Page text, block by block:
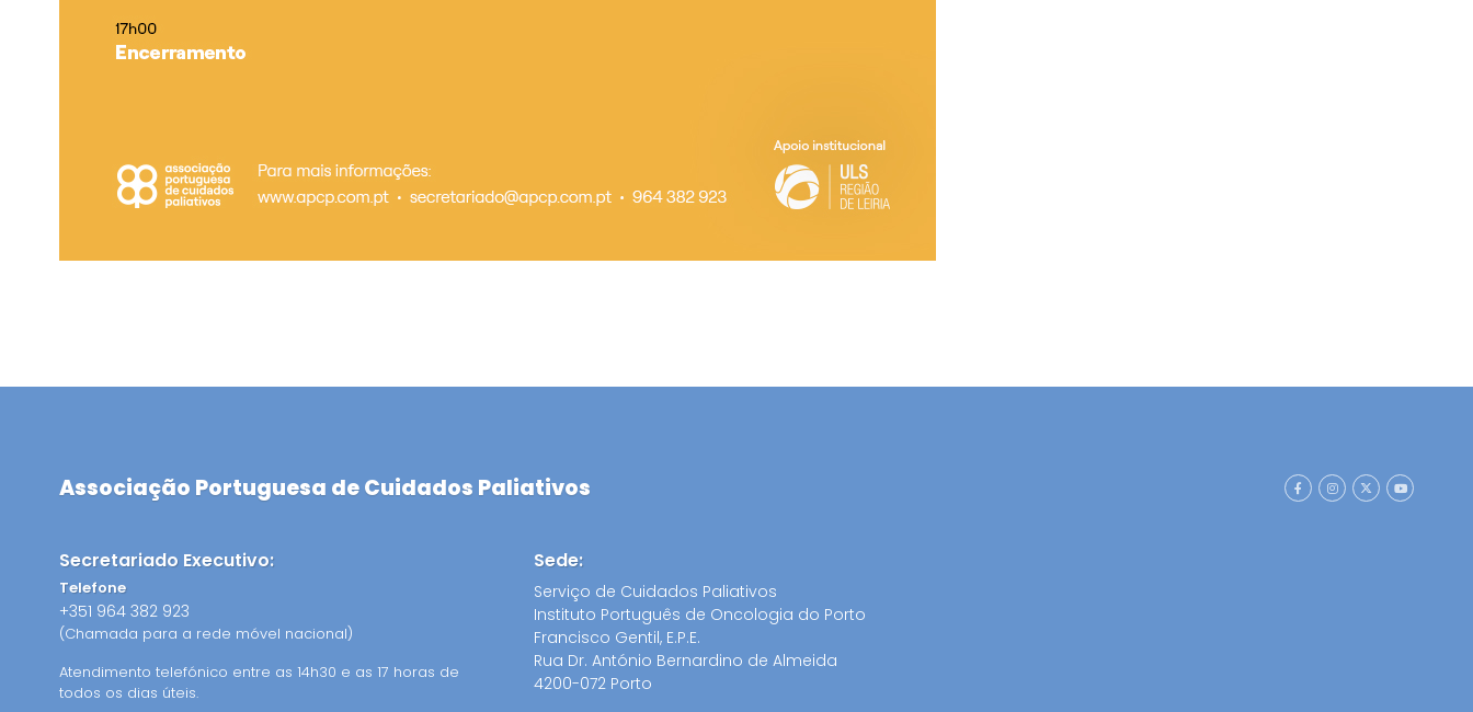
Associação Portuguesa de Cuidados Paliativos
Secretariado Executivo:
Telefone
+351 964 382 923
(Chamada para a rede móvel nacional)
Atendimento telefónico entre as 14h30 e as 17 horas de
todos os dias úteis.
Sede:
Serviço de Cuidados Paliativos
Instituto Português de Oncologia do Porto
Francisco Gentil, E.P.E.
Rua Dr. António Bernardino de Almeida
4200-072 Porto